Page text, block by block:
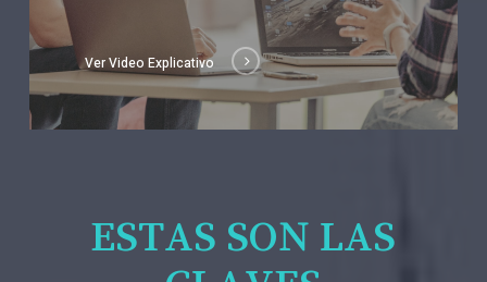
Ver Video Explicativo
ESTAS SON LAS